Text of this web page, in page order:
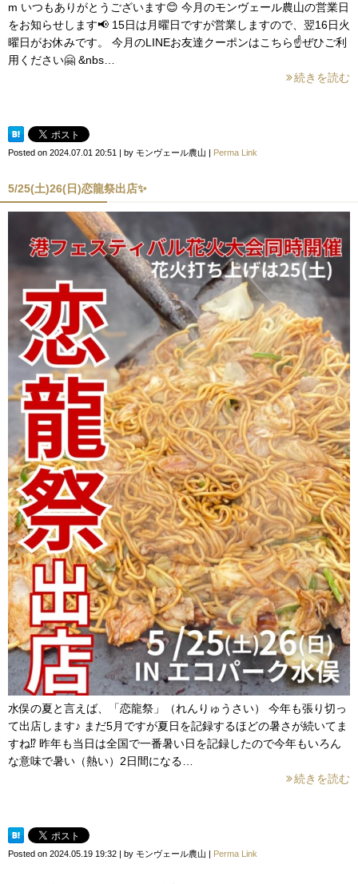
m いつもありがとうございます😊 今月のモンヴェール農山の営業日
をお知らせします📢 15日は月曜日ですが営業しますので、翌16日火
曜日がお休みです。 今月のLINEお友達クーポンはこちら☝️ぜひご利
用ください🤗 &nbs…
続きを読む
Posted on 2024.07.01 20:51 | by モンヴェール農山 | Perma Link
5/25(土)26(日)恋龍祭出店✨
水俣の夏と言えば、「恋龍祭」（れんりゅうさい） 今年も張り切っ
て出店します♪ まだ5月ですが夏日を記録するほどの暑さが続いてま
すね⁉ 昨年も当日は全国で一番暑い日を記録したので今年もいろん
な意味で暑い（熱い）2日間になる…
続きを読む
Posted on 2024.05.19 19:32 | by モンヴェール農山 | Perma Link